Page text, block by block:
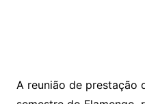
A reunião de prestação